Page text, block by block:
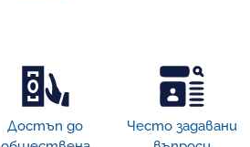
Достъп дo
Често задавани